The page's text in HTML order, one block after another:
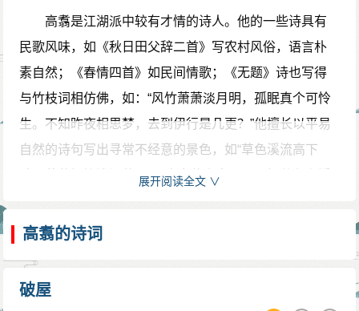
高翥是江湖派中较有才情的诗人。他的一些诗具有
民歌风味，如《秋日田父辞二首》写农村风俗，语言朴
素自然；《春情四首》如民间情歌；《无题》诗也写得
与竹枝词相仿佛，如：“风竹萧萧淡月明，孤眠真个可怜
生。不知昨夜相思梦，去到伊行是几更？”他擅长以平易
自然的诗句写出寻常不经意的景色，如“草色溪流高下
碧，菜花杨柳浅深黄”（《晓出黄山寺》），把草色和溪
楼》以深秋晚景衬托故国之思，笔致雅淡。所著《菊磵
《四库全书》中收录他的《菊涧集》1卷。
展开阅读全文 ∨
高翥的诗词
破屋